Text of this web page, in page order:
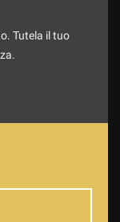
Tutela il tuo